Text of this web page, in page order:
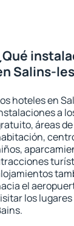
Salins-
hoteles en
a
áreas
el
los